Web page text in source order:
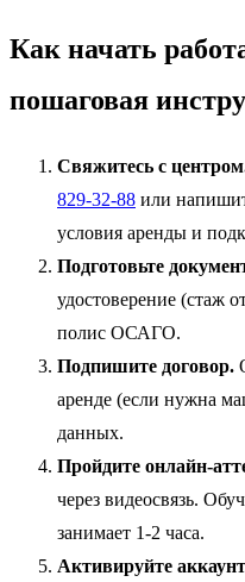
Как начать
пошаговая
Свяжитесь с
829-32-88 или
условия аренды и
Подготовьте
удостоверение (стаж
полис ОСАГО.
Подпишите договор.
аренде (если нужна
данных.
Пройдите онлайн-
через видеосвязь.
занимает 1-2 часа.
Активируйте